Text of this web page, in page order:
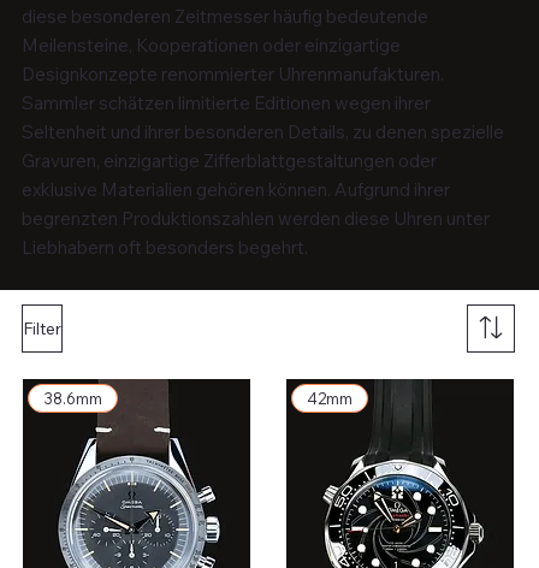
diese besonderen Zeitmesser häufig bedeutende
Meilensteine, Kooperationen oder einzigartige
Designkonzepte renommierter Uhrenmanufakturen.
Sammler schätzen limitierte Editionen wegen ihrer
Seltenheit und ihrer besonderen Details, zu denen spezielle
Gravuren, einzigartige Zifferblattgestaltungen oder
exklusive Materialien gehören können. Aufgrund ihrer
begrenzten Produktionszahlen werden diese Uhren unter
Liebhabern oft besonders begehrt.
Filter
38.6mm 42mm